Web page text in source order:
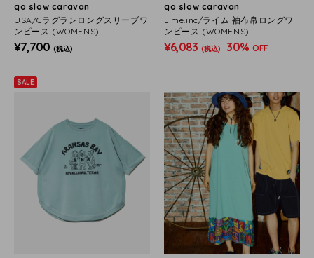
go slow caravan
USA/Cラグランロングスリーブワ
ンピース (WOMENS)
¥7,700 (税込)
go slow caravan
Lime.inc/ライム 袖布帛ロングワ
ンピース (WOMENS)
¥6,083 (税込) 30% OFF
SALE